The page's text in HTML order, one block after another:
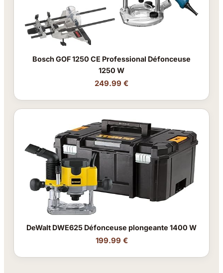
Bosch GOF 1250 CE Professional Défonceuse
1250 W
249.99 €
DeWalt DWE625 Défonceuse plongeante 1400 W
199.99 €